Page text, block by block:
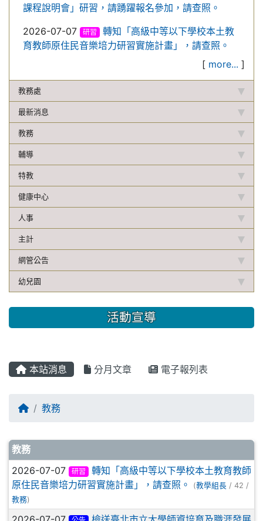
課程說明會」研習，請踴躍報名參加，請查照。
2026-07-07
研習
轉知「高級中等以下學校本土教
育教師原住民音樂培力研習實施計畫」，請查照。
[ more... ]
教務處
最新消息
教務
輔導
特教
健康中心
人事
主計
網管公告
幼兒園
活動宣導
本站消息 分月文章 電子報列表
教務
文章列表
教務
2026-07-07 研習
轉知「高級中等以下學校本土教育教師
原住民音樂培力研習實施計畫」，請查照。
(教學組長 / 42 /
教務)